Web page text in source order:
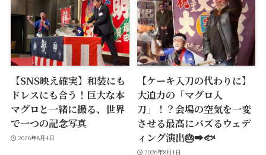
【SNS映え確実】和装にも
ドレスにも合う！巨大な本
マグロと一緒に撮る、世界
で一つの記念写真
2026年8月4日
【ケーキ入刀の代わりに】
大迫力の「マグロ入
刀」！？会場の空気を一変
させる最高にバズるウェデ
ィング演出🎂➡️🐟
2026年8月1日